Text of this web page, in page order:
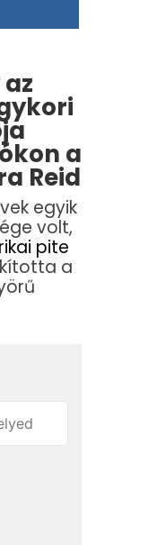
a
Reid
egyik
volt,
pite
a